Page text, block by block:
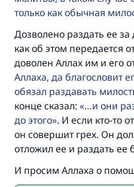
только как обычная
Дозволено раздать ее за
как об этом передается
доволен Аллах им и его
Аллаха, да благословит
обязал раздавать
конце сказал:
…и они
до этого . И если кто-то
он совершит грех. Он
отложил ее и раздать ее
И просим Аллаха о
Ответ № 110845
Помогите нам
Посланник
«Указавшему на
же награда как и